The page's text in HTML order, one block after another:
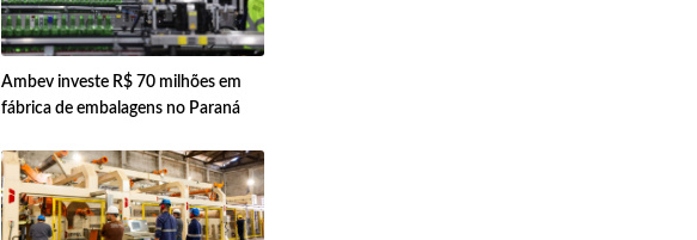
Ambev investe R$ 70 milhões em
fábrica de embalagens no Paraná